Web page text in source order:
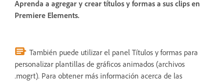
Aprenda a agregar y crear títulos y formas a sus clips en
Premiere Elements.
También puede utilizar el panel Títulos y formas para
personalizar plantillas de gráficos animados (archivos
.mogrt). Para obtener más información acerca de las